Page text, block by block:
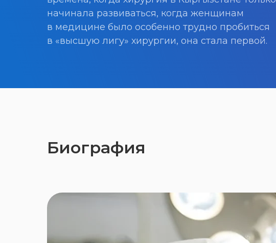
начинала развиваться, когда женщинам
в медицине было особенно трудно пробиться
в «высшую лигу» хирургии, она стала первой.
Биография